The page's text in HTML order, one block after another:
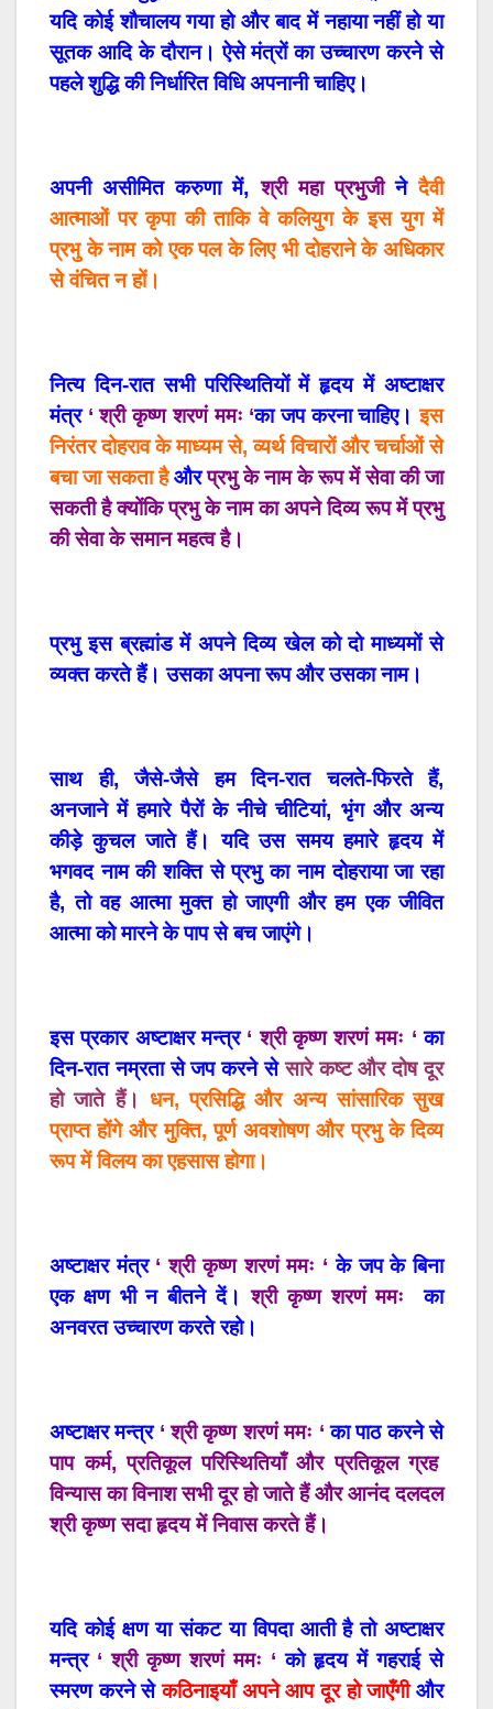
यदि कोई शौचालय गया हो और बाद में नहाया नहीं हो या
सूतक आदि के दौरान। ऐसे मंत्रों का उच्चारण करने से
पहले शुद्धि की निर्धारित विधि अपनानी चाहिए।
अपनी असीमित करुणा में, श्री महा प्रभुजीनेदैवी
आत्माओं पर कृपा की ताकि वे कलियुग के इस युग में
प्रभु के नाम को एक पल के लिए भी दोहराने के अधिकार
से वंचित न हों।
नित्य दिन-रात सभी परिस्थितियों में हृदय में अष्टाक्षर
मंत्र ‘ श्री कृष्ण शरणं ममः ‘का जप करना चाहिए। इस
निरंतर दोहराव के माध्यम से, व्यर्थ विचारों और चर्चाओं से
बचा जा सकता हैऔरप्रभु के नाम के रूप में सेवा की जा
सकती है क्योंकि प्रभु के नाम का अपने दिव्य रूप में प्रभु
की सेवा के समान महत्व है।
प्रभु इस ब्रह्मांड में अपने दिव्य खेल को दो माध्यमों से
व्यक्त करते हैं। उसका अपना रूप और उसका नाम।
साथ ही, जैसे-जैसे हम दिन-रात चलते-फिरते हैं,
अनजाने में हमारे पैरों के नीचे चीटियां, भृंग और अन्य
कीड़े कुचल जाते हैं। यदि उस समय हमारे हृदय में
भगवद नाम की शक्ति से प्रभु का नाम दोहराया जा रहा
है, तो वह आत्मा मुक्त हो जाएगी और हम एक जीवित
आत्मा को मारने के पाप से बच जाएंगे।
इस प्रकार अष्टाक्षर मन्त्र ‘ श्री कृष्ण शरणं ममः ‘का
दिन-रात नम्रता से जप करने सेसारे कष्ट और दोष दूर
हो जाते हैं। धन, प्रसिद्धि और अन्य सांसारिक सुख
प्राप्त होंगे और मुक्ति, पूर्ण अवशोषण और प्रभु के दिव्य
रूप में विलय का एहसास होगा।
अष्टाक्षर मंत्र ‘ श्री कृष्ण शरणं ममः ‘ के जप के बिना
एक क्षण भी न बीतने दें।श्री कृष्ण शरणं ममःका
अनवरत उच्चारण करते रहो।
अष्टाक्षर मन्त्र ‘ श्री कृष्ण शरणं ममः ‘ का पाठ करने से
पाप कर्म, प्रतिकूल परिस्थितियाँ और प्रतिकूल ग्रह
विन्यास का विनाश सभी दूर हो जाते हैं और आनंद दलदल
श्री कृष्ण सदा हृदय में निवास करते हैं।
यदि कोई क्षण या संकट या विपदा आती है तो अष्टाक्षर
मन्त्र ‘ श्री कृष्ण शरणं ममः ‘को हृदय में गहराई से
स्मरण करने सेकठिनाइयाँ अपने आप दूर हो जाएँगीऔर